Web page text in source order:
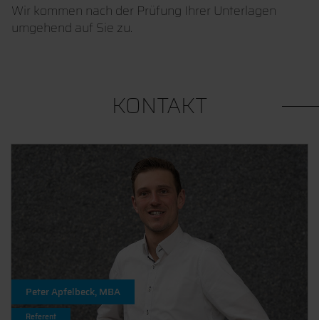
Wir kommen nach der Prüfung Ihrer Unterlagen
umgehend auf Sie zu.
KONTAKT
Peter Apfelbeck, MBA
Referent